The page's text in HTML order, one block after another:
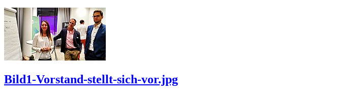
Bild1-Vorstand-stellt-sich-vor.jpg